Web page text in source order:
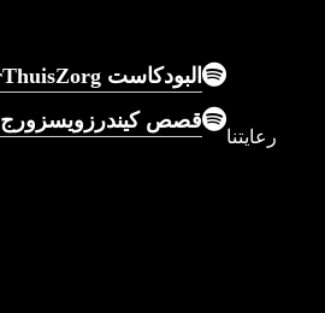
البودكاست KinderThuisZorg
قصص كيندرزويسزورج
رعايتنا